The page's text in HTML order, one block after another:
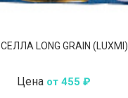
LONG GRAIN (LUXMI)
Цена от 455 ₽